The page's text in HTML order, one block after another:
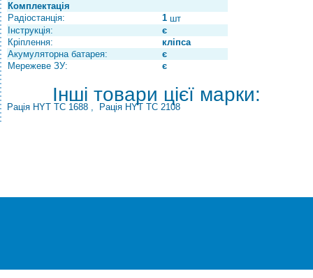
Комплектація
Радіостанція:
1 шт
Інструкція:
є
Кріплення:
кліпса
Акумуляторна батарея:
є
Мережеве ЗУ:
є
Інші товари цієї марки:
Рація HYT TC 1688 , Рація HYT TC 2108